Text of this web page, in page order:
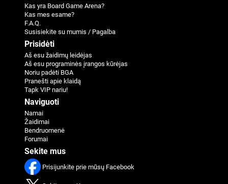
Kas yra Board Game Arena?
Kas mes esame?
F.A.Q.
Susisiekite su mumis / Pagalba
Prisidėti
Aš esu žaidimų leidėjas
Aš esu programinės įrangos kūrėjas
Noriu padėti BGA
Pranešti apie klaidą
Tapk VIP nariu!
Naviguoti
Namai
Žaidimai
Bendruomenė
Forumai
Sekite mus
Prisijunkite prie mūsų Facebook